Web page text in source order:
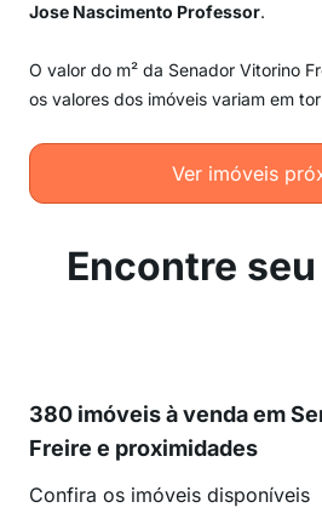
Jose Nascimento Professor.
O valor do m² da Senador Vitorino
os valores dos imóveis variam em
Ver imóveis
Encontre
380 imóveis à venda em
Freire e proximidades
Confira os imóveis disponíveis